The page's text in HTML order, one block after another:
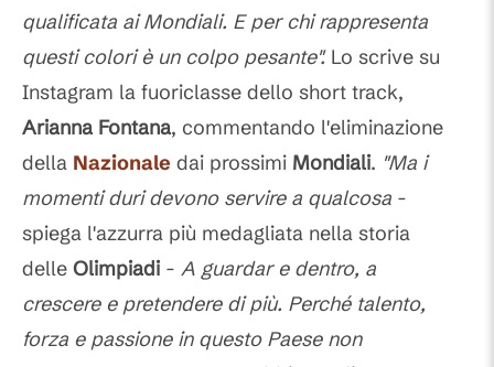
qualificata ai Mondiali. E per chi rappresenta
questi colori è un colpo pesante".Lo scrive su
Instagram la fuoriclasse dello short track,
Arianna Fontana, commentando l'eliminazione
della Nazionale dai prossimi Mondiali. "Ma i
momenti duri devono servire a qualcosa -
spiega l'azzurra più medagliata nella storia
delle Olimpiadi - A guardar e dentro, a
crescere e pretendere di più. Perché talento,
forza e passione in questo Paese non